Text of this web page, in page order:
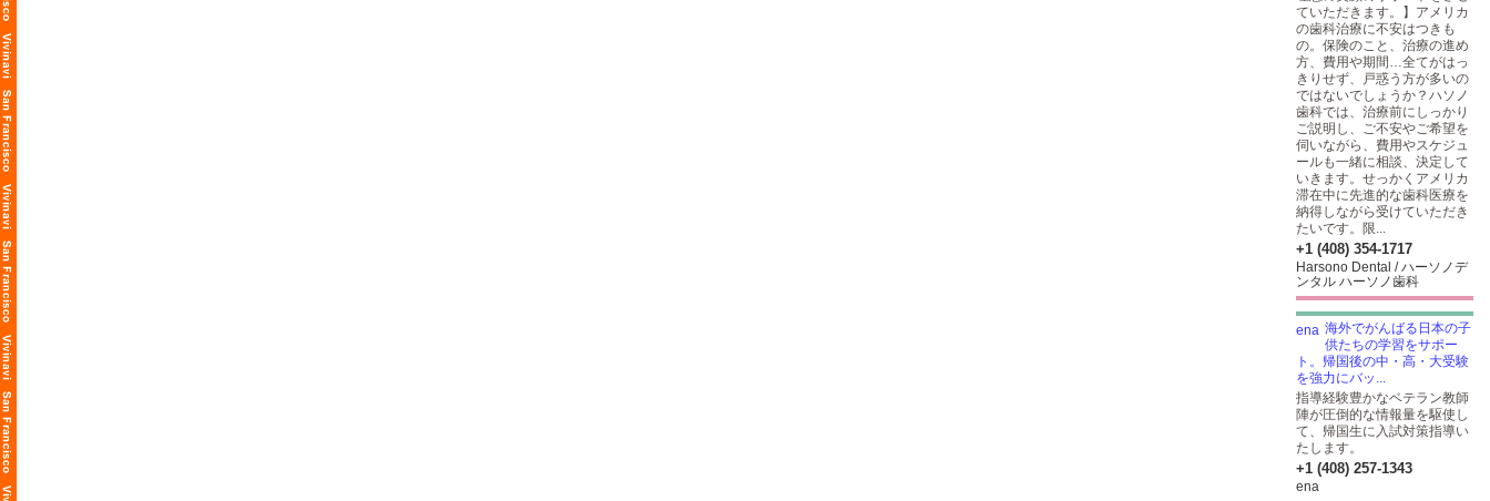
ていただきます。】アメリカ
の歯科治療に不安はつきも
の。保険のこと、治療の進め
方、費用や期間…全てがはっ
きりせず、戸惑う方が多いの
ではないでしょうか？ハソノ
歯科では、治療前にしっかり
ご説明し、ご不安やご希望を
伺いながら、費用やスケジュ
ールも一緒に相談、決定して
いきます。せっかくアメリカ
滞在中に先進的な歯科医療を
納得しながら受けていただき
たいです。限...
+1 (408) 354-1717
Harsono Dental / ハーソノデ
ンタル ハーソノ歯科
海外でがんばる日本の子
供たちの学習をサポー
ト。帰国後の中・高・大受験
を強力にバッ...
指導経験豊かなベテラン教師
陣が圧倒的な情報量を駆使し
て、帰国生に入試対策指導い
たします。
+1 (408) 257-1343
ena